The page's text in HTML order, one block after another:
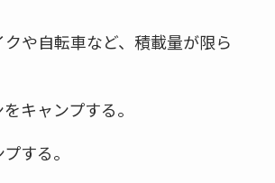
や自転車など、積載量が限ら
キャンプする。
する。